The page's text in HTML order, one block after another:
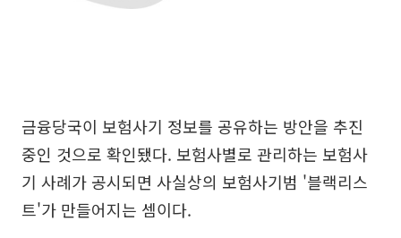
금융당국이 보험사기 정보를 공유하는 방안을 추진
중인 것으로 확인됐다. 보험사별로 관리하는 보험사
기 사례가 공시되면 사실상의 보험사기범 '블랙리스
트'가 만들어지는 셈이다.